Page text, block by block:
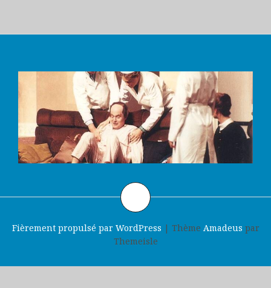
Fièrement propulsé par WordPress | Thème Amadeus par
Themeisle